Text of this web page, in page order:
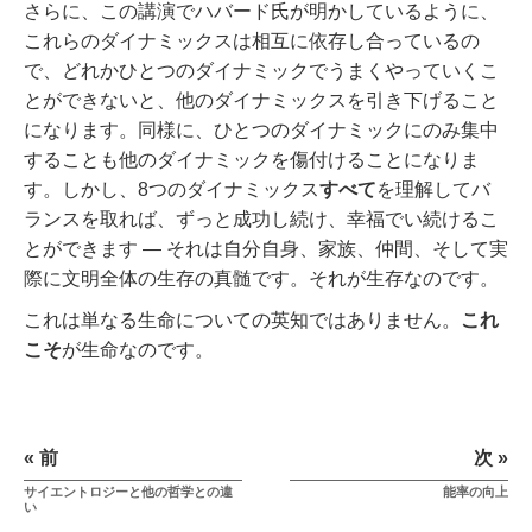
さらに、この講演でハバード氏が明かしているように、
これらのダイナミックスは相互に依存し合っているの
で、どれかひとつのダイナミックでうまくやっていくこ
とができないと、他のダイナミックスを引き下げること
になります。同様に、ひとつのダイナミックにのみ集中
することも他のダイナミックを傷付けることになりま
す。しかし、8つのダイナミックスすべてを理解してバ
ランスを取れば、ずっと成功し続け、幸福でい続けるこ
とができます ― それは自分自身、家族、仲間、そして実
際に文明全体の生存の真髄です。それが生存なのです。
これは単なる生命についての英知ではありません。
これ
こそが生命なのです。
« 前
サイエントロジーと他の哲学との違
い
次 »
能率の向上